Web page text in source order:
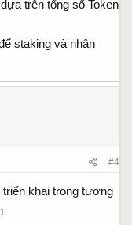
trên tổng số Token
staking và nhận
#4
khai trong tương